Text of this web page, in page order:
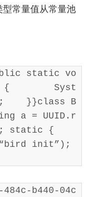
常量值从常量池
static vo
Syst
}}class B
a = UUID.r
static {
init”);
b440-04c